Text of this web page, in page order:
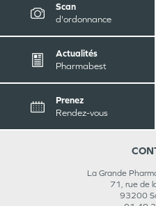
Scan
d'ordonnance
Actualités
Pharmabest
Prenez
Rendez-vous
La Grande
71, rue de
93200